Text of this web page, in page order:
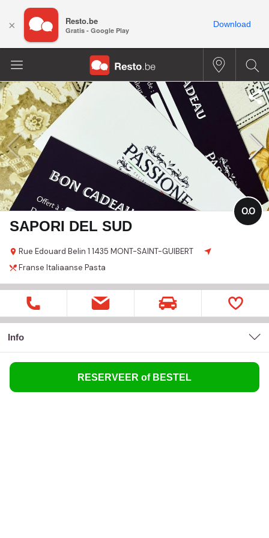
SAPORI DEL SUD
Rue Edouard Belin 1 1435 MONT-SAINT-GUIBERT
0.0
Franse Italiaanse Pasta
Info
RESERVEER of BESTEL
× Resto.be
Gratis - Google Play
Download